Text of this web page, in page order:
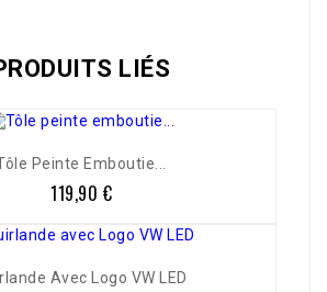
LIÉS
Peinte Emboutie...
Prix
119,90 €
Avec Logo VW LED